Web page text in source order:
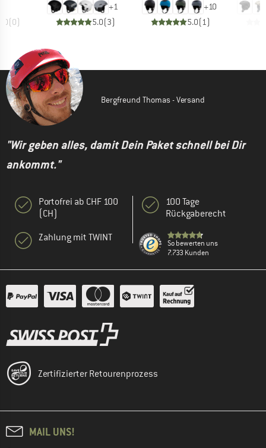
(0)
+1
5.0(3)
+10
5.0(1)
Bergfreund Thomas - Versand
"Wir geben alles, damit Dein Paket schnell bei Dir
ankommt."
Portofrei ab CHF 100
(CH)
Zahlung mit TWINT
100 Tage
Rückgaberecht
So bewerten uns
7.733 Kunden
Zertifizierter Retourenprozess
MAIL UNS!